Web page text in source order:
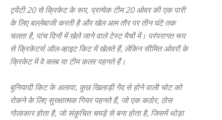
ट्वेंटी 20 से क्रिकेट के रूप, प्रत्येक टीम 20 ओवर की एक पारी
के लिए बल्लेबाजी करती है और खेल आम तौर पर तीन घंटे तक
चलता है, पांच दिनों में खेले जाने वाले टेस्ट मैचों में। परंपरागत रूप
से क्रिकेटर्स ऑल-व्हाइट किट में खेलते हैं, लेकिन सीमित ओवरों के
क्रिकेट में वे क्लब या टीम कलर पहनते हैं।
बुनियादी किट के अलावा, कुछ खिलाड़ी गेंद से होने वाली चोट को
रोकने के लिए सुरक्षात्मक गियर पहनते हैं, जो एक कठोर, ठोस
गोलाकार होता है, जो संकुचित चमड़े से बना होता है, जिसमें थोड़ा